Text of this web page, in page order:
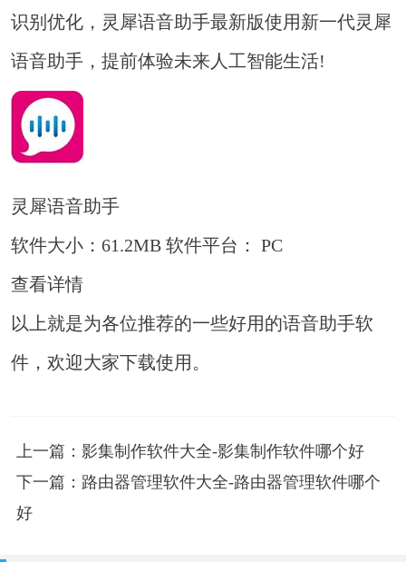
识别优化，灵犀语音助手最新版使用新一代灵犀
语音助手，提前体验未来人工智能生活!
灵犀语音助手
软件大小：61.2MB 软件平台： PC
查看详情
以上就是为各位推荐的一些好用的语音助手软
件，欢迎大家下载使用。
上一篇：影集制作软件大全-影集制作软件哪个好
下一篇：路由器管理软件大全-路由器管理软件哪个
好